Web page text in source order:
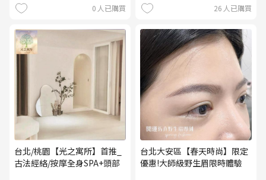
0 人已購買
26 人已購買
台北/桃園【光之寓所】首推_
古法經絡/按摩全身SPA+頭部
台北大安區【春天時尚】限定
優惠!大師級野生眉限時體驗